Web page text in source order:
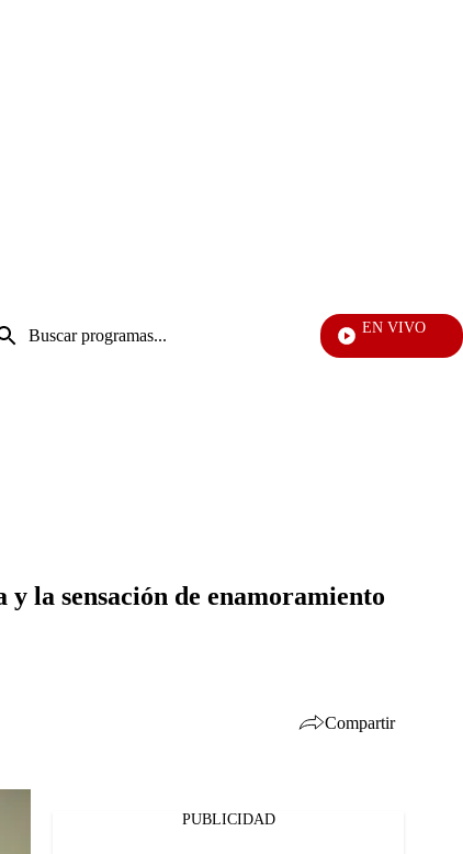
Entrada
de
EN VIVO
la sensación de enamoramiento
Compartir
PUBLICIDAD